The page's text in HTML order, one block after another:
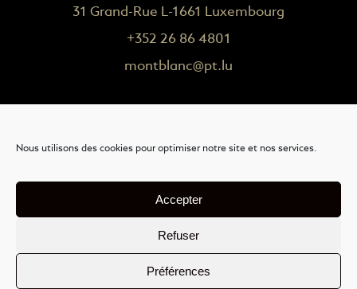
Nous utilisons des cookies pour optimiser notre site et nos services.
Accepter
Refuser
Préférences
31 Grand-Rue L-1661 Luxembourg
+352 26 86 4801
montblanc@pt.lu
Mention légales